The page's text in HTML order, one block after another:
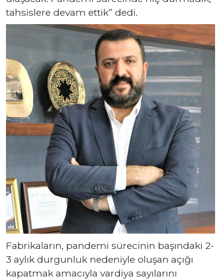
tahsislere devam ettik” dedi.
Fabrikaların, pandemi sürecinin başındaki 2-
3 aylık durgunluk nedeniyle oluşan açığı
kapatmak amacıyla vardiya sayılarını